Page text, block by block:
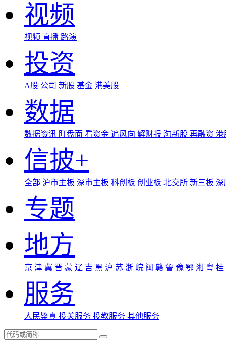
视频
视频 直播 路演
投资
A股 公司 新股 基金 港美股
数据
数据资讯 盯盘面 看资金 追风向 解财报 淘新股 再融资
信披+
全部 沪市主板 深市主板 科创板 创业板 北交所 新三板
专题
地方
京 津 冀 晋 蒙 辽 吉 黑 沪 苏 浙 皖 闽 赣 鲁 豫 鄂 湘 粤 桂
服务
人民鉴真 投关服务 投教服务 其他服务